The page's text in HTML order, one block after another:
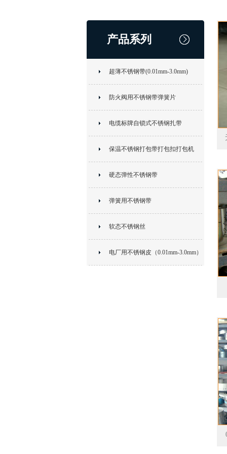
产品系列
超薄不锈钢带(0.01mm-3.0mm)
防火阀用不锈钢带弹簧片
电缆标牌自锁式不锈钢扎带
保温不锈钢打包带打包扣打包机
硬态弹性不锈钢带
弹簧用不锈钢带
软态不锈钢丝
电厂用不锈钢皮（0.01mm-3.0mm）